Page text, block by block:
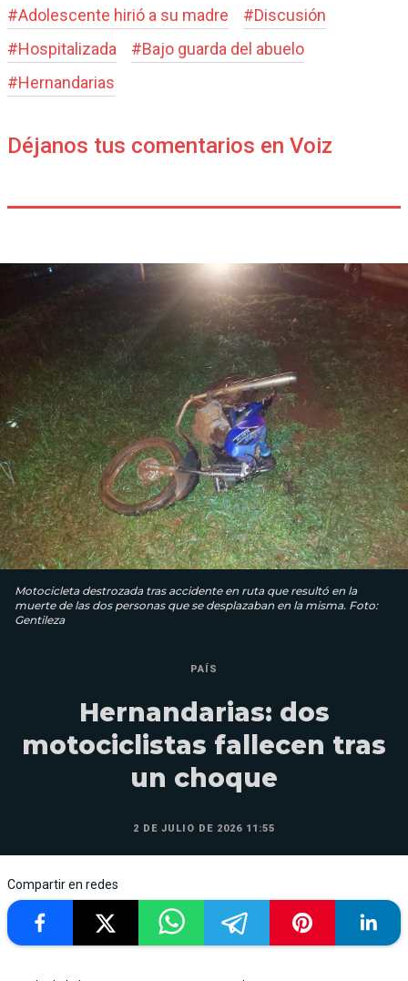
#Adolescente hirió a su madre #Discusión
#Hospitalizada #Bajo guarda del abuelo
#Hernandarias
Déjanos tus comentarios en Voiz
Motocicleta destrozada tras accidente en ruta que resultó en la
muerte de las dos personas que se desplazaban en la misma. Foto:
Gentileza
PAÍS
Hernandarias: dos
motociclistas fallecen tras
un choque
2 DE JULIO DE 2026 11:55
Compartir en redes